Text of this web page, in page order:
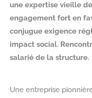
une expertise vieille
engagement fort en
conjugue exigence
impact social.
salarié de la structure.
Une entreprise